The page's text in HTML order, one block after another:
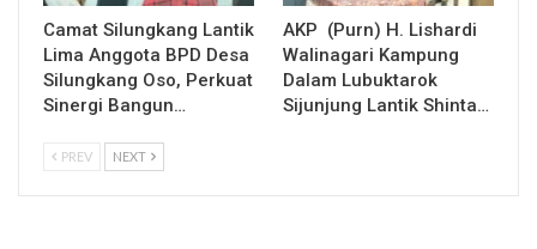
Camat Silungkang Lantik
Lima Anggota BPD Desa
Silungkang Oso, Perkuat
Sinergi Bangun…
AKP (Purn) H. Lishardi
Walinagari Kampung
Dalam Lubuktarok
Sijunjung Lantik Shinta…
PREV NEXT